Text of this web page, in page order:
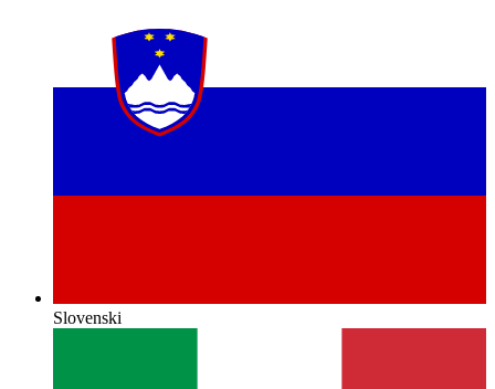
Slovenski